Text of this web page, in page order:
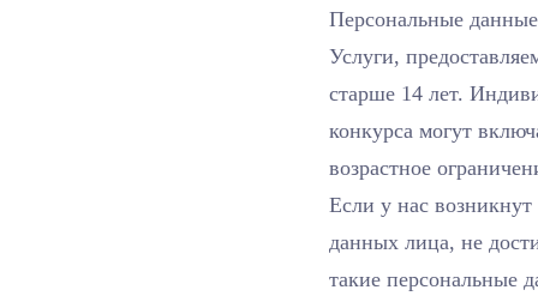
Персональные
Услуги,
старше 14 лет.
конкурса могут
возрастное
Если у нас
данных лица, не
такие персональные